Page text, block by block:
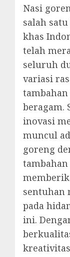
Nasi
salah
khas
telah
seluruh
variasi
tambahan
beragam.
inovasi
muncul
goreng
sentuhan
pada
ini.